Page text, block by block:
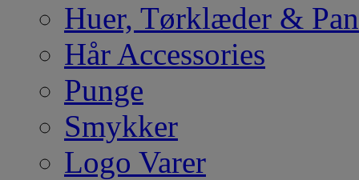
Huer, Tørklæder &
Hår Accessories
Punge
Smykker
Logo Varer